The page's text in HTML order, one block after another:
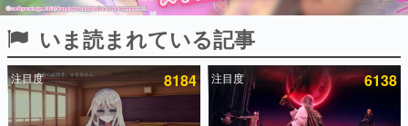
ピックアップ
電ファミのいま読まれている記事ランキング
いま読まれている記事
注目度 8184 注目度 6138